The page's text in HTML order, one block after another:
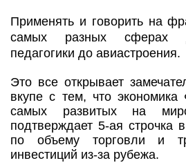
Применять и говорить на
самых разных сферах
педагогики до авиастроения.
Это все открывает
вкупе с тем, что
самых развитых на
подтверждает 5-ая строчка
по объему торговли и
инвестиций из-за рубежа.